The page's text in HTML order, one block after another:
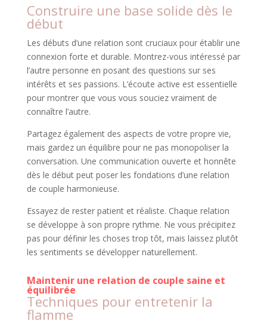
Construire une base solide dès le
début
Les débuts d’une relation sont cruciaux pour établir une
connexion forte et durable. Montrez-vous intéressé par
l’autre personne en posant des questions sur ses
intérêts et ses passions. L’écoute active est essentielle
pour montrer que vous vous souciez vraiment de
connaître l’autre.
Partagez également des aspects de votre propre vie,
mais gardez un équilibre pour ne pas monopoliser la
conversation. Une communication ouverte et honnête
dès le début peut poser les fondations d’une relation
de couple harmonieuse.
Essayez de rester patient et réaliste. Chaque relation
se développe à son propre rythme. Ne vous précipitez
pas pour définir les choses trop tôt, mais laissez plutôt
les sentiments se développer naturellement.
Maintenir une relation de couple saine et
équilibrée
Techniques pour entretenir la
flamme